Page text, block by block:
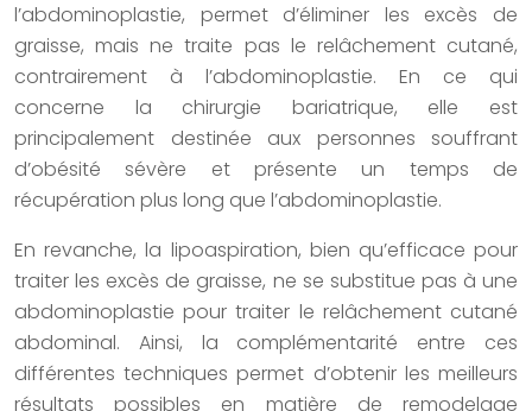
l’abdominoplastie, permet d’éliminer les excès de
graisse, mais ne traite pas le relâchement cutané,
contrairement à l’abdominoplastie. En ce qui
concerne la chirurgie bariatrique, elle est
principalement destinée aux personnes souffrant
d’obésité sévère et présente un temps de
récupération plus long que l’abdominoplastie.
En revanche, la lipoaspiration, bien qu’efficace pour
traiter les excès de graisse, ne se substitue pas à une
abdominoplastie pour traiter le relâchement cutané
abdominal. Ainsi, la complémentarité entre ces
différentes techniques permet d’obtenir les meilleurs
résultats possibles en matière de remodelage